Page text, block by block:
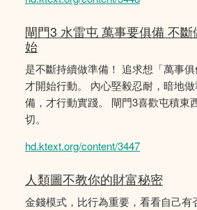
閘門3 水雷屯 萬事要俱備 不
始
是不斷持續做準備！ 追求想「萬事俱
才開始行動。 內心堅毅忍耐，暗地
備，才行動實踐。 閘門3喜歡屯積東
切。
hd.ktext.org/content/3447
人類圖不教你的財富秘密
金錢模式，比行為重要，看看自己有